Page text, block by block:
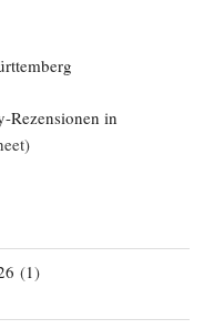
Rezensionen in
(1)